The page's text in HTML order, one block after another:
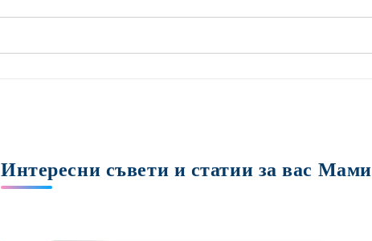
Интересни съвети и статии за вас Мами